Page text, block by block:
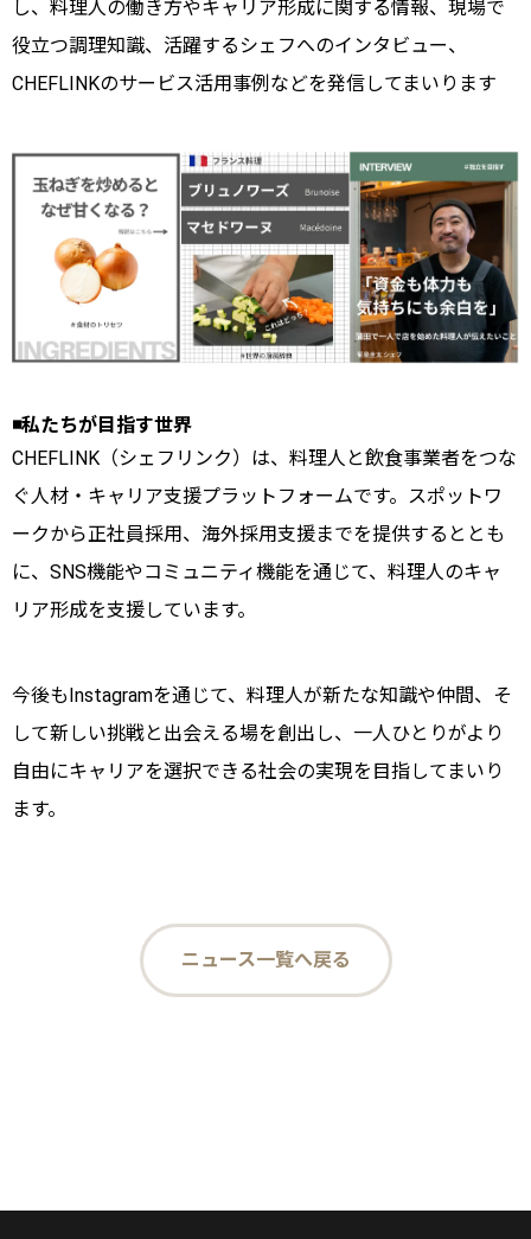
し、料理人の働き方やキャリア形成に関する情報、現場で
役立つ調理知識、活躍するシェフへのインタビュー、
CHEFLINKのサービス活用事例などを発信してまいります
◾️私たちが目指す世界
CHEFLINK（シェフリンク）は、料理人と飲食事業者をつな
ぐ人材・キャリア支援プラットフォームです。スポットワ
ークから正社員採用、海外採用支援までを提供するととも
に、SNS機能やコミュニティ機能を通じて、料理人のキャ
リア形成を支援しています。
今後もInstagramを通じて、料理人が新たな知識や仲間、そ
して新しい挑戦と出会える場を創出し、一人ひとりがより
自由にキャリアを選択できる社会の実現を目指してまいり
ます。
ニュース一覧へ戻る